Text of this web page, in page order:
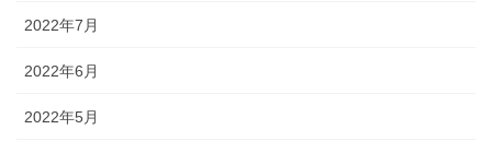
2022年7月
2022年6月
2022年5月